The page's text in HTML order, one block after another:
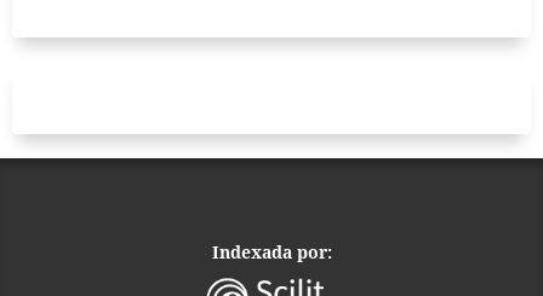
Indexada por: